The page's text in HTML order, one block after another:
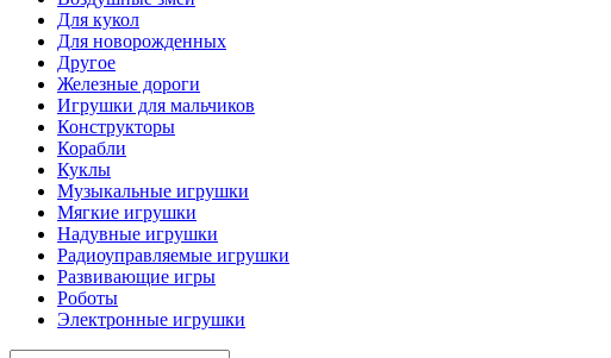
Для кукол
Для новорожденных
Другое
Железные дороги
Игрушки для мальчиков
Конструкторы
Корабли
Куклы
Музыкальные игрушки
Мягкие игрушки
Надувные игрушки
Радиоуправляемые игрушки
Развивающие игры
Роботы
Электронные игрушки